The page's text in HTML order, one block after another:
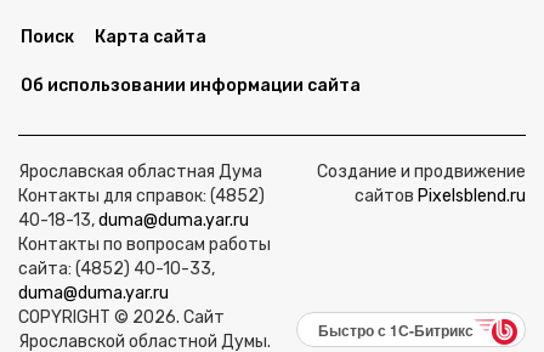
Поиск Карта сайта
Об использовании информации сайта
Ярославская областная Дума
Контакты для справок: (4852)
40-18-13,duma@duma.yar.ru
Контакты по вопросам работы
сайта: (4852) 40-10-33,
duma@duma.yar.ru
COPYRIGHT © 2026. Сайт
Ярославской областной Думы.
Создание и продвижение
сайтов Pixelsblend.ru
Быстро с 1С-Битрикс